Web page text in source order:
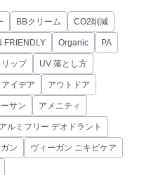
BBクリーム CO2削減
FRIENDLY Organic PA
ップ UV 落とし方
アイデア アウトドア
サン アメニティ
アルミフリー デオドラント
ン ヴィーガン ニキビケア